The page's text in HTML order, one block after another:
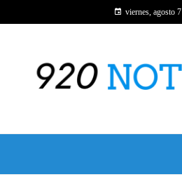
viernes, agosto 7